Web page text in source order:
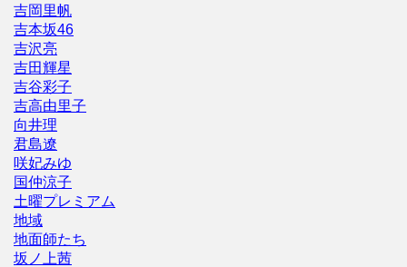
吉岡里帆
吉本坂46
吉沢亮
吉田輝星
吉谷彩子
吉高由里子
向井理
君島遼
咲妃みゆ
国仲涼子
土曜プレミアム
地域
地面師たち
坂ノ上茜